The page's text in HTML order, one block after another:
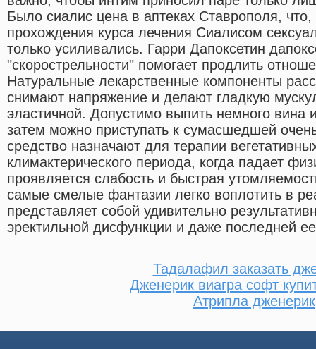
Было сиалис цена в аптеках Ставрополя, что,
прохождения курса лечения Сиалисом
только усиливались. Гарри Дапоксетин
"скорострельности" помогает продлить
Натуральные лекарственные компоненты
снимают напряжение и делают гладкую
эластичной. Допустимо выпить немного вина
затем можно приступать к сумасшедшей
средство назначают для терапии
климактерического периода, когда падает
проявляется слабость и быстрая
самые смелые фантазии легко воплотить в
представляет собой удивительно
эректильной дисфункции и даже последней
Тадалафил заказать
Дженерик виагра софт
Атрипла дженерик